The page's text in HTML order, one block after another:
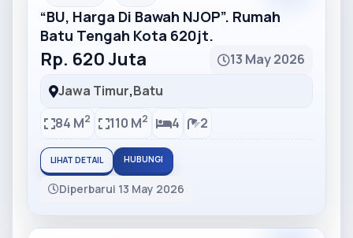
“BU, Harga Di Bawah NJOP”. Rumah
Batu Tengah Kota 620jt.
Rp. 620 Juta
13 May 2026
Jawa Timur,Batu
84 M2 110 M2 4 2
LIHAT DETAIL HUBUNGI
Diperbarui 13 May 2026